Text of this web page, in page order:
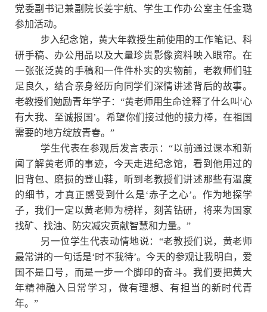
党委副书记兼副院长姜宇航、学生工作办公室主任金璐
参加活动。
步入纪念馆，黄大年教授生前使用的工作笔记、科
研手稿、办公用品以及大量珍贵影像资料映入眼帘。在
一张张泛黄的手稿和一件件朴实的实物前，老教师们驻
足良久，结合亲身经历向同学们深情讲述背后的故事。
老教授们勉励青年学子：“黄老师用生命诠释了什么叫‘心
有大我、至诚报国’。希望你们接过他的接力棒，在祖国
需要的地方绽放青春。”
学生代表在参观后发言表示：“以前通过课本和新
闻了解黄老师的事迹，今天走进纪念馆，看到他用过的
旧背包、磨损的登山鞋，听到老教授们讲述那些有温度
的细节，才真正感受到什么是‘赤子之心’。作为地探学
子，我们一定以黄老师为榜样，刻苦钻研，将来为国家
找矿、找油、防灾减灾贡献智慧和力量。”
另一位学生代表动情地说：“老教授们说，黄老师
最常讲的一句话是‘时不我待’。今天的参观让我明白，爱
国不是口号，而是一步一个脚印的奋斗。我们要把黄大
年精神融入日常学习，做有理想、有担当的新时代青
年。”